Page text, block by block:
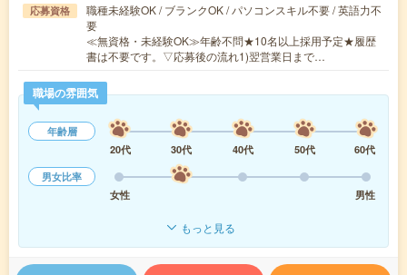
応募資格
職種未経験OK / ブランクOK / パソコンスキル不要 / 英語力不
要
≪無資格・未経験OK≫年齢不問★10名以上採用予定★履歴
書は不要です。▽応募後の流れ1)翌営業日まで…
職場の雰囲気
年齢層
20代
30代 40代 50代
60代
男女比率
女性
男性
もっと見る